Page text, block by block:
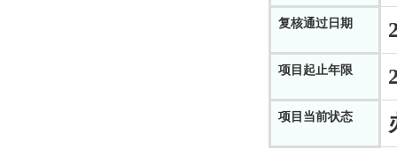
复核通过日期
项目起止年限
项目当前状态